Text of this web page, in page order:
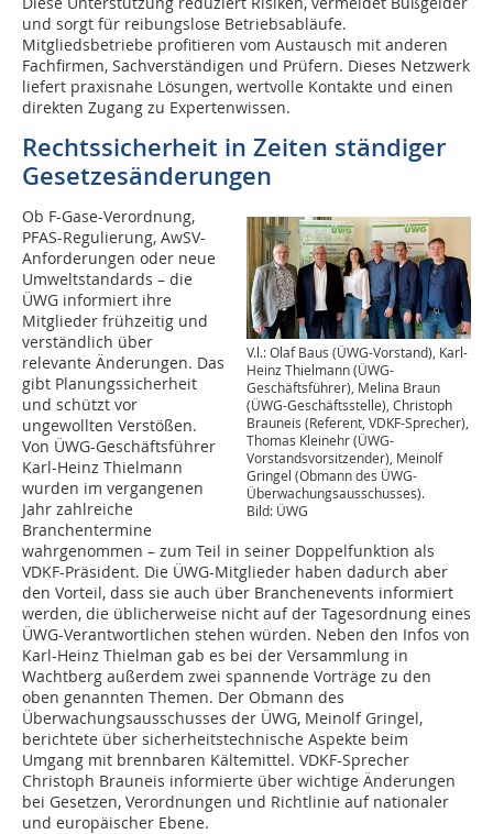
und sorgt für reibungslose Betriebsabläufe.
Mitgliedsbetriebe profitieren vom Austausch mit anderen
Fachfirmen, Sachverständigen und Prüfern. Dieses Netzwerk
liefert praxisnahe Lösungen, wertvolle Kontakte und einen
direkten Zugang zu Expertenwissen.
Rechtssicherheit in Zeiten ständiger
Gesetzesänderungen
V.l.: Olaf Baus (ÜWG-Vorstand), Karl-
Heinz Thielmann (ÜWG-
Geschäftsführer), Melina Braun
(ÜWG-Geschäftsstelle), Christoph
Brauneis (Referent, VDKF-Sprecher),
Thomas Kleinehr (ÜWG-
Vorstandsvorsitzender), Meinolf
Gringel (Obmann des ÜWG-
Überwachungsausschusses).
Bild: ÜWG
Ob F-Gase-Verordnung,
PFAS-Regulierung, AwSV-
Anforderungen oder neue
Umweltstandards – die
ÜWG informiert ihre
Mitglieder frühzeitig und
verständlich über
relevante Änderungen. Das
gibt Planungssicherheit
und schützt vor
ungewollten Verstößen.
Von ÜWG-Geschäftsführer
Karl-Heinz Thielmann
wurden im vergangenen
Jahr zahlreiche
Branchentermine
wahrgenommen – zum Teil in seiner Doppelfunktion als
VDKF-Präsident. Die ÜWG-Mitglieder haben dadurch aber
den Vorteil, dass sie auch über Branchenevents informiert
werden, die üblicherweise nicht auf der Tagesordnung eines
ÜWG-Verantwortlichen stehen würden. Neben den Infos von
Karl-Heinz Thielman gab es bei der Versammlung in
Wachtberg außerdem zwei spannende Vorträge zu den
oben genannten Themen. Der Obmann des
Überwachungsausschusses der ÜWG, Meinolf Gringel,
berichtete über sicherheitstechnische Aspekte beim
Umgang mit brennbaren Kältemittel. VDKF-Sprecher
Christoph Brauneis informierte über wichtige Änderungen
bei Gesetzen, Verordnungen und Richtlinie auf nationaler
und europäischer Ebene.